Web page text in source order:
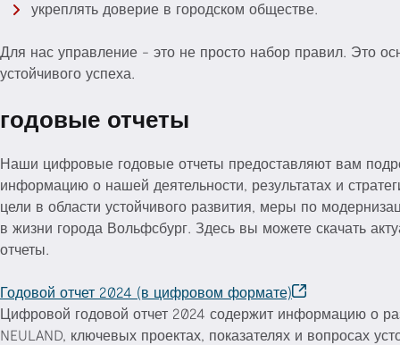
укреплять доверие в городском обществе.
Для нас управление - это не просто набор правил. Это
устойчивого успеха.
годовые отчеты
Наши цифровые годовые отчеты предоставляют вам
информацию о нашей деятельности, результатах и
цели в области устойчивого развития, меры по
в жизни города Вольфсбург. Здесь вы можете скачать
отчеты.
Годовой отчет 2024 (в цифровом формате)
Цифровой годовой отчет 2024 содержит информацию о
NEULAND, ключевых проектах, показателях и вопросах